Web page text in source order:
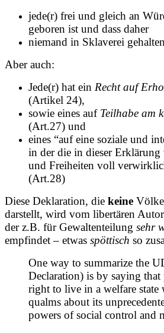
jede(r) frei und gleich an
geboren ist und dass daher
niemand in Sklaverei
Aber auch:
Jede(r) hat ein Recht auf
(Artikel 24),
sowie eines auf Teilhabe am
(Art.27) und
eines “auf eine soziale und
in der die in dieser Erklärung
und Freiheiten voll
(Art.28)
Diese Deklaration, die keine
darstellt, wird vom libertären
der z.B. für Gewaltenteilung sehr
empfindet – etwas spöttisch so
One way to summarize the
Declaration) is by saying that
right to live in a welfare
qualms about its
powers of social control and